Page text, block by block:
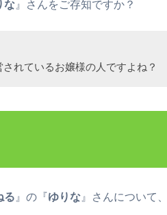
な 』さんをご存知ですか？
れているお嬢様の人ですよね？
る 』の『ゆりな 』さんについて、